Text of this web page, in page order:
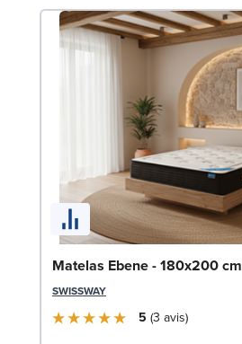
Matelas Ebene - 180x200 cm
SWISSWAY
5 3 avis